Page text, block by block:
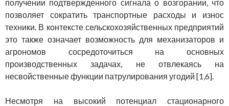
получении подтвержденного сигнала о возгорании, что
позволяет сократить транспортные расходы и износ
техники. В контексте сельскохозяйственных предприятий
это также означает возможность для механизаторов и
агрономов сосредоточиться на основных
производственных задачах, не отвлекаясь на
несвойственные функции патрулирования угодий [1,6].
Несмотря на высокий потенциал стационарного